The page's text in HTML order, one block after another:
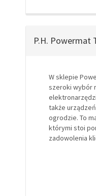
P.H. Powermat
W sklepie
szeroki wybór
także
ogrodzie. To
którymi stoi
zadowolenia